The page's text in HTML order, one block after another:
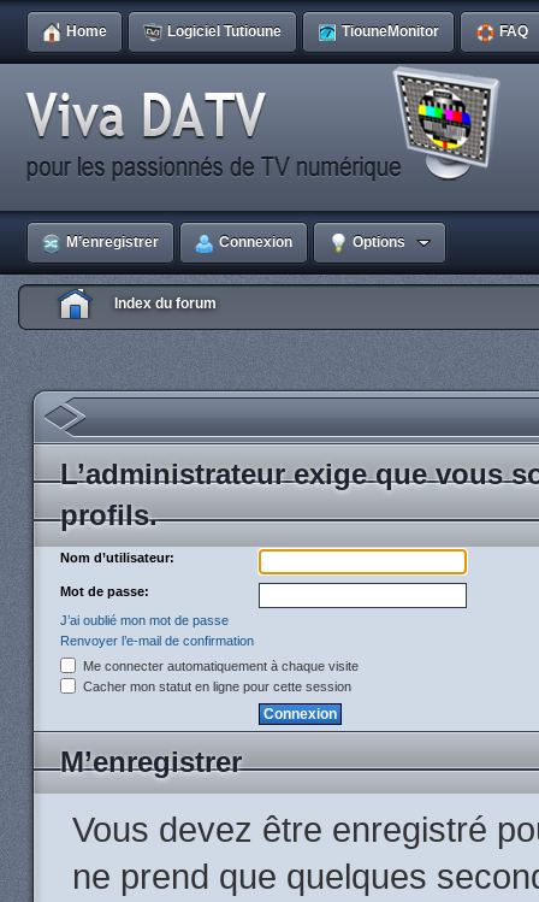
Home Logiciel Tutioune TiouneMonitor FAQ
M’enregistrer Connexion Options
Index du forum
L’administrateur exige que vous
profils.
Nom d’utilisateur:
Mot de passe:
J’ai oublié mon mot de passe
Renvoyer l’e-mail de confirmation
Me connecter automatiquement à chaque visite
Cacher mon statut en ligne pour cette session
M’enregistrer
Vous devez être enregistré
ne prend que quelques